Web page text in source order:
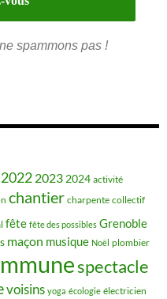
spammons pas !
2022 2023 2024 activité
chantier charpente collectif
fête fête des possibles Grenoble
maçon musique Noël plombier
spectacle
voisins yoga écologie électricien